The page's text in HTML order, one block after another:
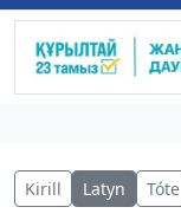
Kirill Latyn Tóte